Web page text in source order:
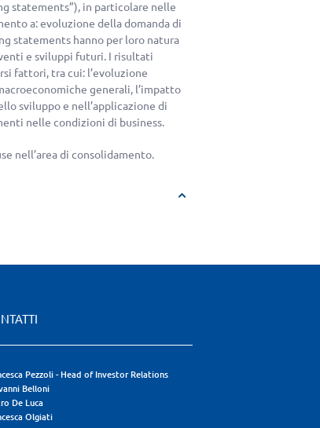
mail
statements”), in particolare nelle
a: evoluzione della domanda di
statements hanno per loro natura
e sviluppi futuri. I risultati
fattori, tra cui: l’evoluzione
generali, l’impatto
sviluppo e nell’applicazione di
nelle condizioni di business.
nell’area di consolidamento.
Pezzoli - Head of Investor Relations
Belloni
De Luca
Olgiati